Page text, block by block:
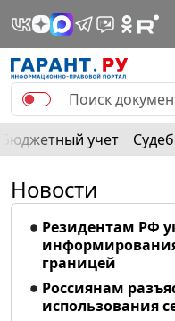
Бюджетный учет
Новости
Резидентам РФ
границей
Россиянам
использования